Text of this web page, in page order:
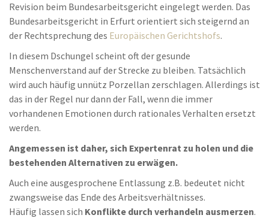
Revision beim Bundesarbeitsgericht eingelegt werden. Das
Bundesarbeitsgericht in Erfurt orientiert sich steigernd an
der Rechtsprechung des Europäischen Gerichtshofs.
In diesem Dschungel scheint oft der gesunde
Menschenverstand auf der Strecke zu bleiben. Tatsächlich
wird auch häufig unnütz Porzellan zerschlagen. Allerdings ist
das in der Regel nur dann der Fall, wenn die immer
vorhandenen Emotionen durch rationales Verhalten ersetzt
werden.
Angemessen ist daher, sich Expertenrat zu holen und die
bestehenden Alternativen zu erwägen.
Auch eine ausgesprochene Entlassung z.B. bedeutet nicht
zwangsweise das Ende des Arbeitsverhältnisses.
Häufig lassen sich Konflikte durch verhandeln ausmerzen.